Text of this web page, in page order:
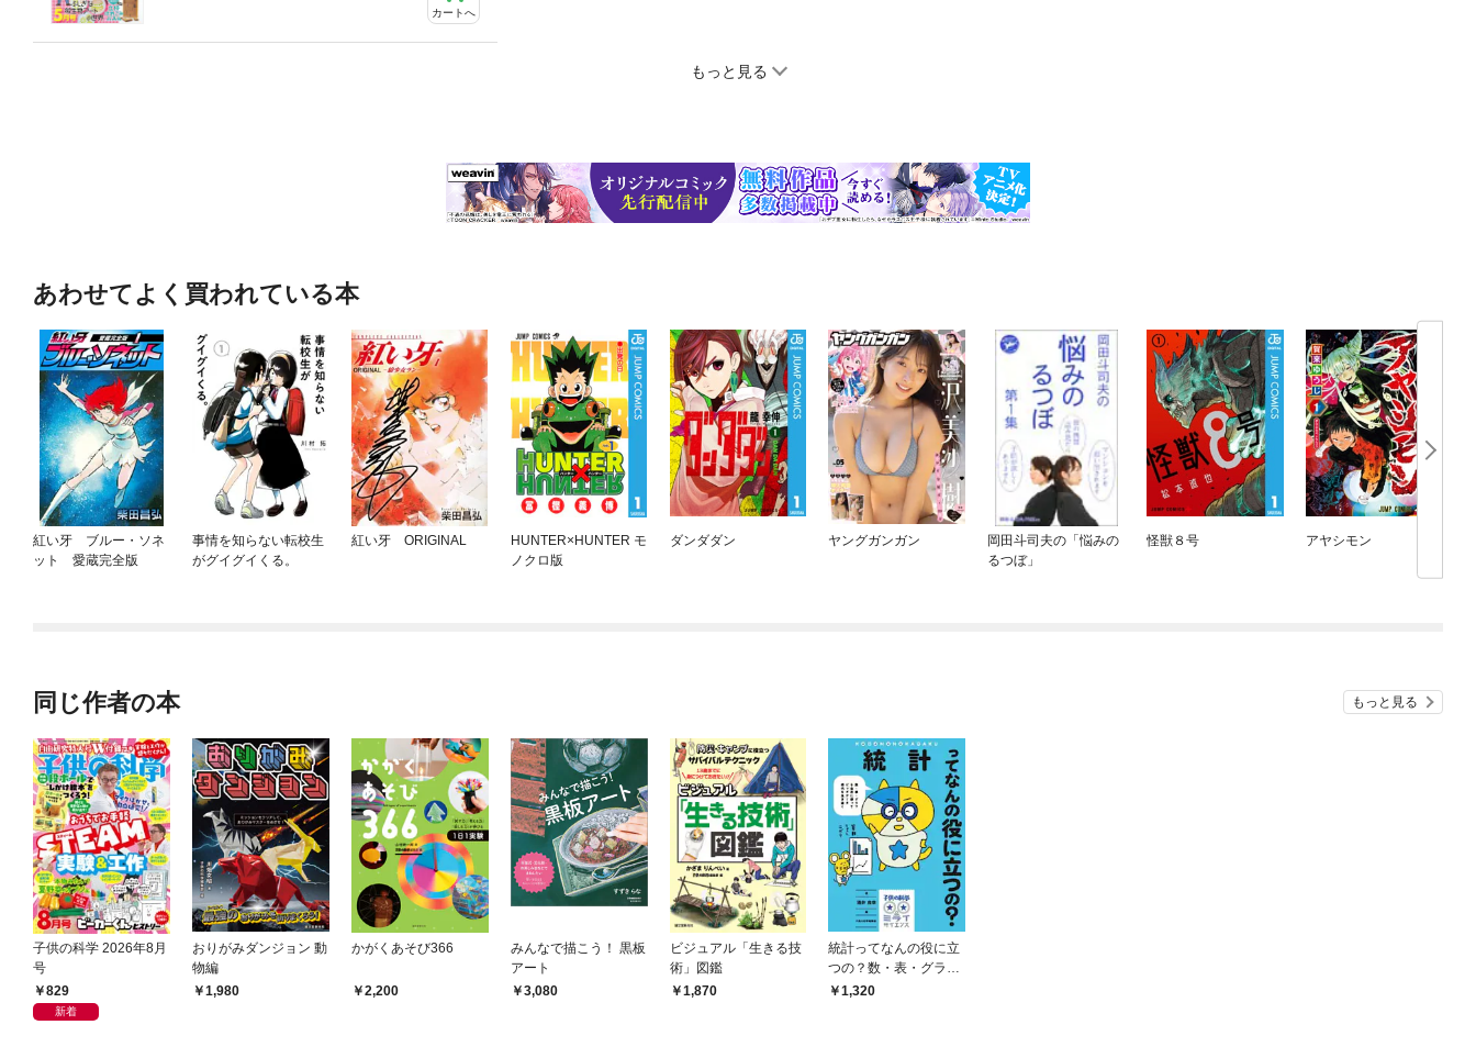
カートへ
もっと見る
あわせてよく買われている本
紅い牙 ブルー・ソネ
ット 愛蔵完全版
事情を知らない転校生
がグイグイくる。
紅い牙 ORIGINAL
HUNTER×HUNTER モ
ノクロ版
ダンダダン ヤングガンガン
岡田斗司夫の「悩みの
るつぼ」
怪獣８号 アヤシモン
同じ作者の本 もっと見る
子供の科学 2026年8月
号
829
新着
おりがみダンジョン 動
物編
1,980
かがくあそび366
2,200
みんなで描こう！ 黒板
アート
3,080
ビジュアル「生きる技
術」図鑑
1,870
統計ってなんの役に立
つの？数・表・グラフ
を自在に使ってビッグ
1,320